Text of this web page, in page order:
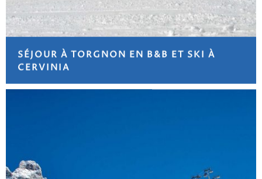
SÉJOUR À TORGNON EN B&B ET SKI À
CERVINIA